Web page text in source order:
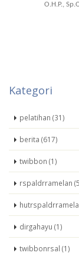
O.H.P.,
Kategori
pelatihan (31)
berita (617)
twibbon (1)
rspaldrramelan
dirgahayu (1)
twibbonrsal (1)